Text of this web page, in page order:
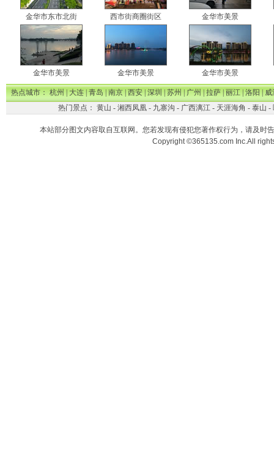
金华市东市北街 西市街商圈街区 金华市美景
金华市美景 金华市美景 金华市美景
热点城市：杭州|大连|青岛|南京|西安|深圳|苏州|广州|拉萨|丽江|洛阳|威
热门景点： 黄山 - 湘西凤凰- 九寨沟 - 广西漓江- 天涯海角 - 泰山 -
本站部分图文内容取自互联网。您若发现有侵犯您著作权行为，请及时
Copyright ©365135.com Inc.All